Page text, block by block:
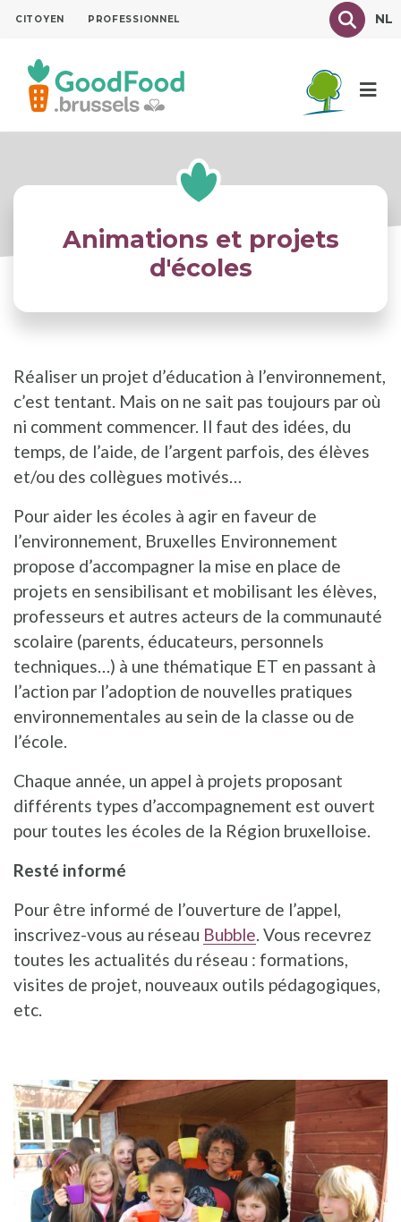
Aller
contenu
principal
CITOYEN PROFESSIONNEL TexteNL
Animations et projets
d'écoles
Réaliser un projet d’éducation à l’environnement,
c’est tentant. Mais on ne sait pas toujours par où
ni comment commencer. Il faut des idées, du
temps, de l’aide, de l’argent parfois, des élèves
et/ou des collègues motivés…
Pour aider les écoles à agir en faveur de
l’environnement, Bruxelles Environnement
propose d’accompagner la mise en place de
projets en sensibilisant et mobilisant les élèves,
professeurs et autres acteurs de la communauté
scolaire (parents, éducateurs, personnels
techniques…) à une thématique ET en passant à
l’action par l’adoption de nouvelles pratiques
environnementales au sein de la classe ou de
l’école.
Chaque année, un appel à projets proposant
différents types d’accompagnement est ouvert
pour toutes les écoles de la Région bruxelloise.
Resté informé
Pour être informé de l’ouverture de l’appel,
inscrivez-vous au réseau Bubble. Vous recevrez
toutes les actualités du réseau : formations,
visites de projet, nouveaux outils pédagogiques,
etc.